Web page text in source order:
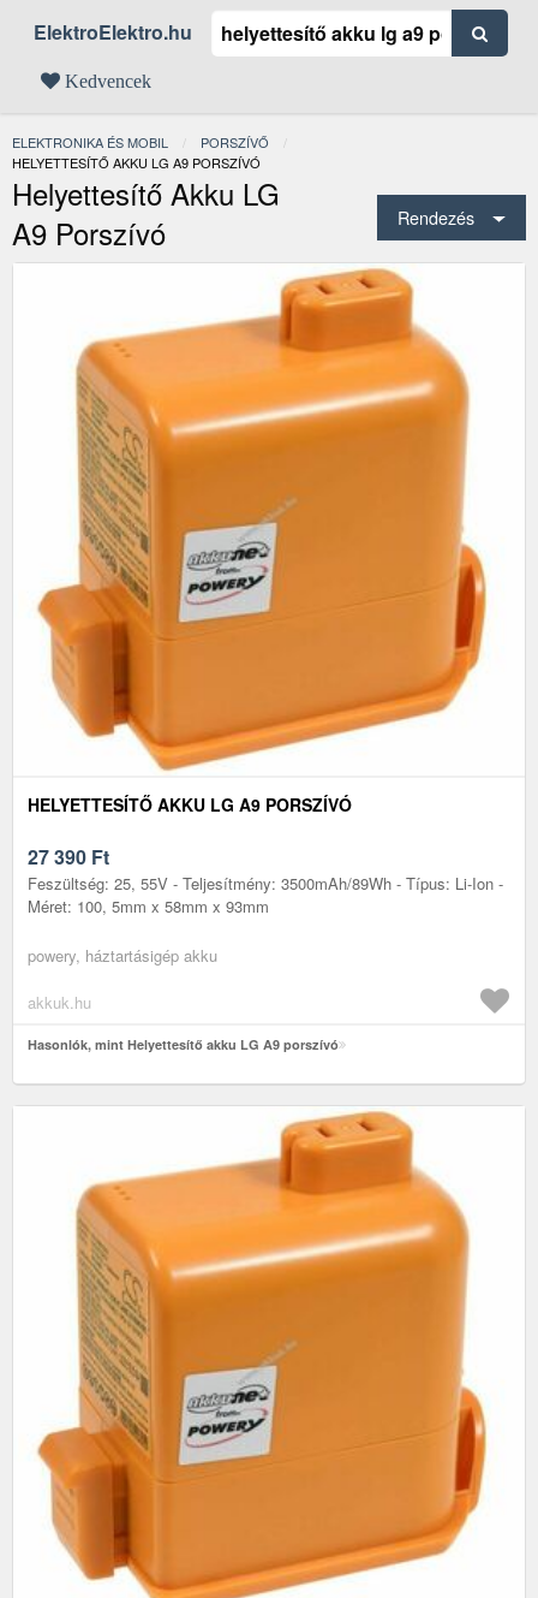
ElektroElektro.hu
Kedvencek
ELEKTRONIKA ÉS MOBIL
PORSZÍVŐ
JELENLEGI:
HELYETTESÍTŐ AKKU LG A9 PORSZÍVÓ
Helyettesítő Akku LG
A9 Porszívó
Rendezés
HELYETTESÍTŐ AKKU LG A9 PORSZÍVÓ
27 390 Ft
Feszültség: 25, 55V - Teljesítmény: 3500mAh/89Wh - Típus: Li-Ion -
Méret: 100, 5mm x 58mm x 93mm
powery, háztartásigép akku
akkuk.hu
Hasonlók, mint Helyettesítő akku LG A9 porszívó